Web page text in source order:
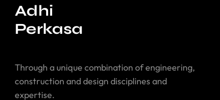
Adhi
Perkasa
Through a unique combination of engineering,
construction and design disciplines and
expertise.